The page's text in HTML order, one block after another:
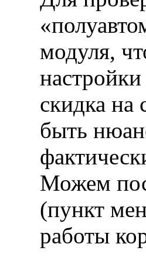
модуля,
скидка на
быть
Можем
(пункт
работы